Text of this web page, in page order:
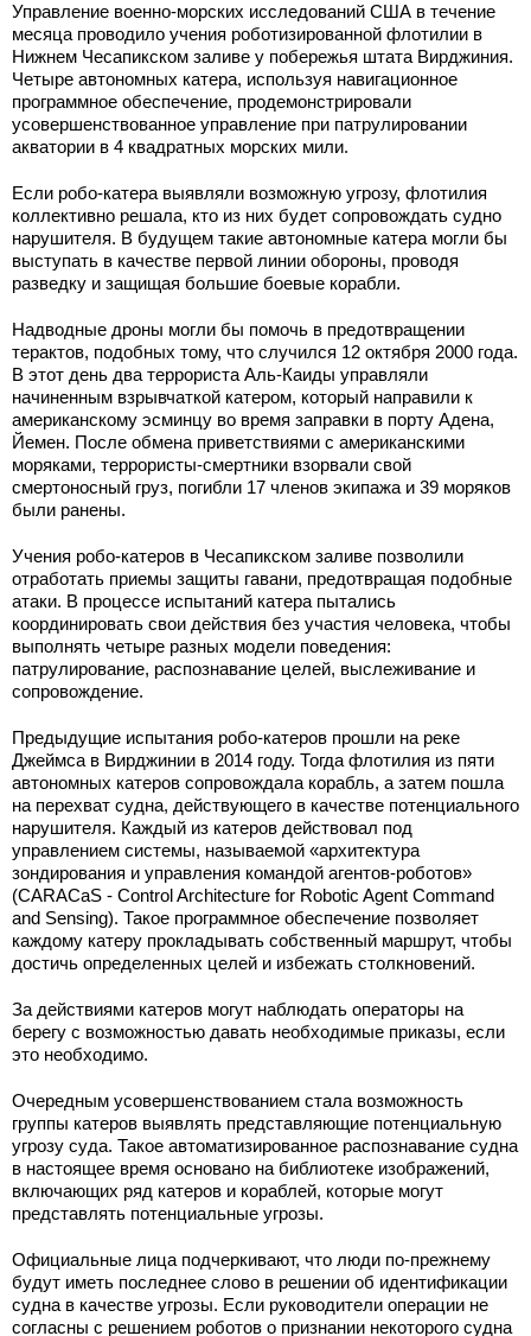
Управление военно-морских исследований США в течение
месяца проводило учения роботизированной флотилии в
Нижнем Чесапикском заливе у побережья штата Вирджиния.
Четыре автономных катера, используя навигационное
программное обеспечение, продемонстрировали
усовершенствованное управление при патрулировании
акватории в 4 квадратных морских мили.
Если робо-катера выявляли возможную угрозу, флотилия
коллективно решала, кто из них будет сопровождать судно
нарушителя. В будущем такие автономные катера могли бы
выступать в качестве первой линии обороны, проводя
разведку и защищая большие боевые корабли.
Надводные дроны могли бы помочь в предотвращении
терактов, подобных тому, что случился 12 октября 2000 года.
В этот день два террориста Аль-Каиды управляли
начиненным взрывчаткой катером, который направили к
американскому эсминцу во время заправки в порту Адена,
Йемен. После обмена приветствиями с американскими
моряками, террористы-смертники взорвали свой
смертоносный груз, погибли 17 членов экипажа и 39 моряков
были ранены.
Учения робо-катеров в Чесапикском заливе позволили
отработать приемы защиты гавани, предотвращая подобные
атаки. В процессе испытаний катера пытались
координировать свои действия без участия человека, чтобы
выполнять четыре разных модели поведения:
патрулирование, распознавание целей, выслеживание и
сопровождение.
Предыдущие испытания робо-катеров прошли на реке
Джеймса в Вирджинии в 2014 году. Тогда флотилия из пяти
автономных катеров сопровождала корабль, а затем пошла
на перехват судна, действующего в качестве потенциального
нарушителя. Каждый из катеров действовал под
управлением системы, называемой «архитектура
зондирования и управления командой агентов-роботов»
(CARACaS - Control Architecture for Robotic Agent Command
and Sensing). Такое программное обеспечение позволяет
каждому катеру прокладывать собственный маршрут, чтобы
достичь определенных целей и избежать столкновений.
За действиями катеров могут наблюдать операторы на
берегу с возможностью давать необходимые приказы, если
это необходимо.
Очередным усовершенствованием стала возможность
группы катеров выявлять представляющие потенциальную
угрозу суда. Такое автоматизированное распознавание судна
в настоящее время основано на библиотеке изображений,
включающих ряд катеров и кораблей, которые могут
представлять потенциальные угрозы.
Официальные лица подчеркивают, что люди по-прежнему
будут иметь последнее слово в решении об идентификации
судна в качестве угрозы. Если руководители операции не
согласны с решением роботов о признании некоторого судна